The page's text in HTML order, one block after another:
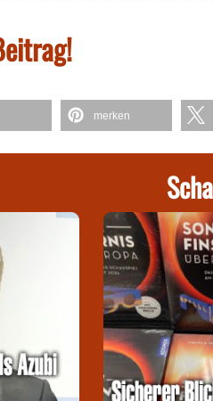
merken